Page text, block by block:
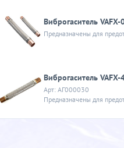
Виброгаситель
Виброгаситель VAFX-
Арт: АГ000030